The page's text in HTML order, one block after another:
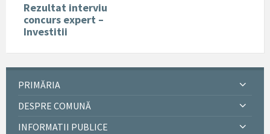
Rezultat interviu
concurs expert –
Investitii
PRIMĂRIA
DESPRE COMUNĂ
INFORMATII PUBLICE